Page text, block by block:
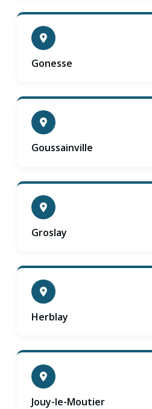
Gonesse
Goussainville
Groslay
Herblay
Jouy-le-Moutier